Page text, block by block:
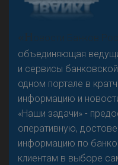
Резкого
«Н
овости Банков
объединяющая
и сервисы
одном портале в
информацию и
«Наши задачи» -
оперативную,
информацию по
клиентам в выборе